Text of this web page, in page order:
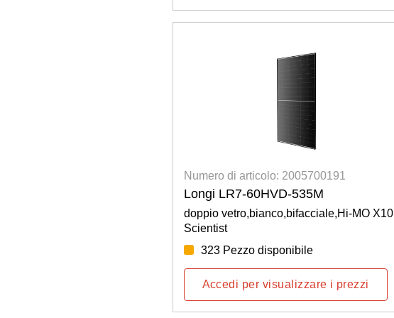
Numero di articolo: 2005700191
Longi LR7-60HVD-535M
doppio vetro,bianco,bifacciale,Hi-MO X10
Scientist
323 Pezzo disponibile
Accedi per visualizzare i prezzi